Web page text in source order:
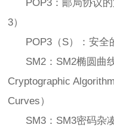
POP3：邮局协议的
3）
POP3（S）：安全
SM2：SM2椭圆曲
Cryptographic
Curves）
SM3：SM3密码杂